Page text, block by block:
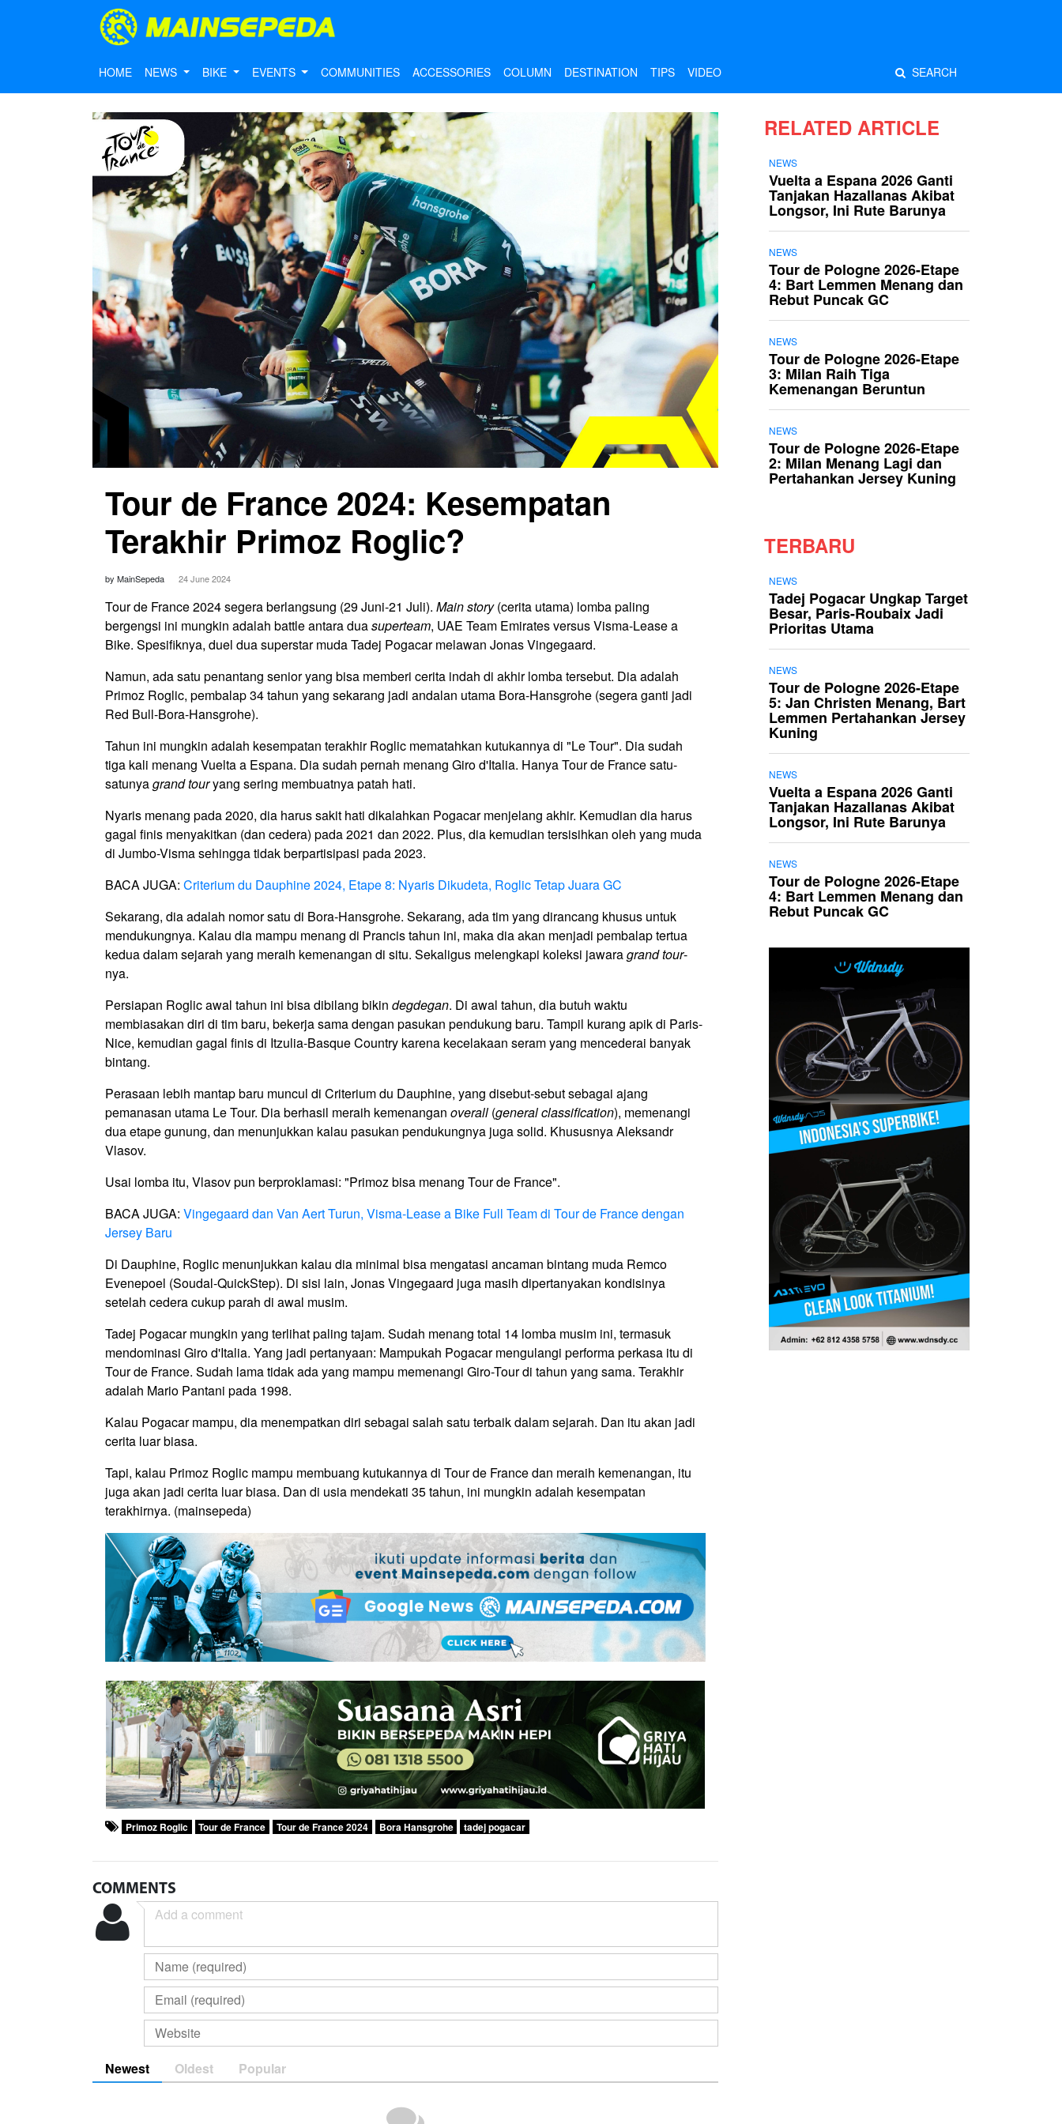
HOME NEWS BIKE EVENTS COMMUNITIES ACCESSORIES COLUMN DESTINATION TIPS VIDEO SEARCH
Tour de France 2024: Kesempatan
Terakhir Primoz Roglic?
by MainSepeda 24 June 2024
Tour de France 2024 segera berlangsung (29 Juni-21 Juli). Main story(cerita utama) lomba paling
bergengsi ini mungkin adalah battle antara duasuperteam, UAE Team Emirates versus Visma-Lease a
Bike. Spesifiknya, duel dua superstar muda Tadej Pogacar melawan Jonas Vingegaard.
Namun, ada satu penantang senior yang bisa memberi cerita indah di akhir lomba tersebut. Dia adalah
Primoz Roglic, pembalap 34 tahun yang sekarang jadi andalan utama Bora-Hansgrohe (segera ganti jadi
Red Bull-Bora-Hansgrohe).
Tahun ini mungkin adalah kesempatan terakhir Roglic mematahkan kutukannya di "Le Tour". Dia sudah
tiga kali menang Vuelta a Espana. Dia sudah pernah menang Giro d'Italia. Hanya Tour de France satu-
satunyagrand touryang sering membuatnya patah hati.
Nyaris menang pada 2020, dia harus sakit hati dikalahkan Pogacar menjelang akhir. Kemudian dia harus
gagal finis menyakitkan (dan cedera) pada 2021 dan 2022. Plus, dia kemudian tersisihkan oleh yang muda
di Jumbo-Visma sehingga tidak berpartisipasi pada 2023.
BACA JUGA: Criterium du Dauphine 2024, Etape 8: Nyaris Dikudeta, Roglic Tetap Juara GC
Sekarang, dia adalah nomor satu di Bora-Hansgrohe. Sekarang, ada tim yang dirancang khusus untuk
mendukungnya. Kalau dia mampu menang di Prancis tahun ini, maka dia akan menjadi pembalap tertua
kedua dalam sejarah yang meraih kemenangan di situ. Sekaligus melengkapi koleksi jawaragrand tour-
nya.
Persiapan Roglic awal tahun ini bisa dibilang bikin degdegan. Di awal tahun, dia butuh waktu
membiasakan diri di tim baru, bekerja sama dengan pasukan pendukung baru. Tampil kurang apik di Paris-
Nice, kemudian gagal finis di Itzulia-Basque Country karena kecelakaan seram yang mencederai banyak
bintang.
Perasaan lebih mantap baru muncul di Criterium du Dauphine, yang disebut-sebut sebagai ajang
pemanasan utama Le Tour. Dia berhasil meraih kemenangan overall (general classification), memenangi
dua etape gunung, dan menunjukkan kalau pasukan pendukungnya juga solid. Khususnya Aleksandr
Vlasov.
Usai lomba itu, Vlasov pun berproklamasi: "Primoz bisa menang Tour de France".
BACA JUGA: Vingegaard dan Van Aert Turun, Visma-Lease a Bike Full Team di Tour de France dengan
Jersey Baru
Di Dauphine, Roglic menunjukkan kalau dia minimal bisa mengatasi ancaman bintang muda Remco
Evenepoel (Soudal-QuickStep). Di sisi lain, Jonas Vingegaard juga masih dipertanyakan kondisinya
setelah cedera cukup parah di awal musim.
Tadej Pogacar mungkin yang terlihat paling tajam. Sudah menang total 14 lomba musim ini, termasuk
mendominasi Giro d'Italia. Yang jadi pertanyaan: Mampukah Pogacar mengulangi performa perkasa itu di
Tour de France. Sudah lama tidak ada yang mampu memenangi Giro-Tour di tahun yang sama. Terakhir
adalah Mario Pantani pada 1998.
Kalau Pogacar mampu, dia menempatkan diri sebagai salah satu terbaik dalam sejarah. Dan itu akan jadi
cerita luar biasa.
Tapi, kalau Primoz Roglic mampu membuang kutukannya di Tour de France dan meraih kemenangan, itu
juga akan jadi cerita luar biasa. Dan di usia mendekati 35 tahun, ini mungkin adalah kesempatan
terakhirnya. (mainsepeda)
Primoz Roglic Tour de France Tour de France 2024 Bora Hansgrohe tadej pogacar
COMMENTS
Newest Oldest Popular
RELATED ARTICLE
NEWS
Vuelta a Espana 2026 Ganti
Tanjakan Hazallanas Akibat
Longsor, Ini Rute Barunya
NEWS
Tour de Pologne 2026-Etape
4: Bart Lemmen Menang dan
Rebut Puncak GC
NEWS
Tour de Pologne 2026-Etape
3: Milan Raih Tiga
Kemenangan Beruntun
NEWS
Tour de Pologne 2026-Etape
2: Milan Menang Lagi dan
Pertahankan Jersey Kuning
TERBARU
NEWS
Tadej Pogacar Ungkap Target
Besar, Paris-Roubaix Jadi
Prioritas Utama
NEWS
Tour de Pologne 2026-Etape
5: Jan Christen Menang, Bart
Lemmen Pertahankan Jersey
Kuning
NEWS
Vuelta a Espana 2026 Ganti
Tanjakan Hazallanas Akibat
Longsor, Ini Rute Barunya
NEWS
Tour de Pologne 2026-Etape
4: Bart Lemmen Menang dan
Rebut Puncak GC